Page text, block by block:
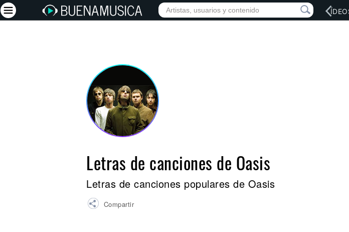
INICIO ARTISTAS RED SOCIAL MÚSICA
Letras de canciones de Oasis
Letras de canciones populares de Oasis
Compartir